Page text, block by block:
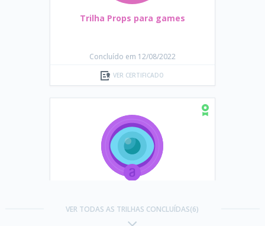
Trilha Props para games
Concluído em 12/08/2022
VER CERTIFICADO
VER TODAS AS TRILHAS CONCLUÍDAS(6)